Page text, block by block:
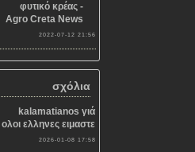
φυτικό κρέας -
Agro Creta News
2022-07-12 21:56
σχόλια
kalamatianos γιά
ολοι ελληνες ειμαστε
2026-01-08 17:58